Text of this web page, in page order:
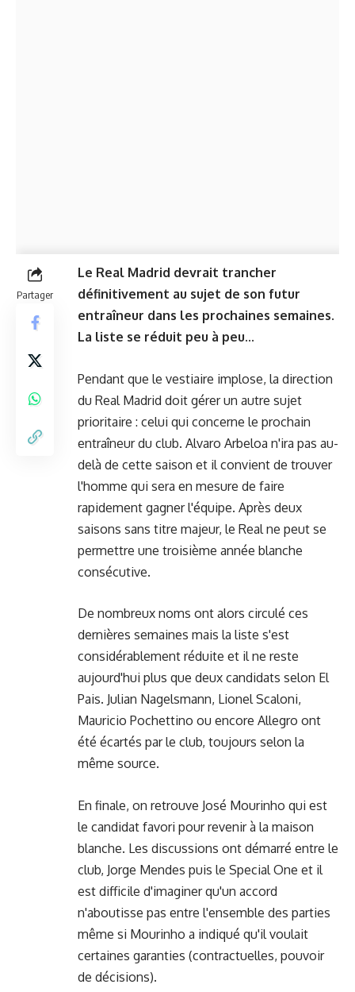
Partager
Le Real Madrid devrait trancher
définitivement au sujet de son futur
entraîneur dans les prochaines semaines.
La liste se réduit peu à peu...
Pendant que le vestiaire implose, la direction
du Real Madrid doit gérer un autre sujet
prioritaire : celui qui concerne le prochain
entraîneur du club. Alvaro Arbeloa n'ira pas au-
delà de cette saison et il convient de trouver
l'homme qui sera en mesure de faire
rapidement gagner l'équipe. Après deux
saisons sans titre majeur, le Real ne peut se
permettre une troisième année blanche
consécutive.
De nombreux noms ont alors circulé ces
dernières semaines mais la liste s'est
considérablement réduite et il ne reste
aujourd'hui plus que deux candidats selon El
Pais. Julian Nagelsmann, Lionel Scaloni,
Mauricio Pochettino ou encore Allegro ont
été écartés par le club, toujours selon la
même source.
En finale, on retrouve José Mourinho qui est
le candidat favori pour revenir à la maison
blanche. Les discussions ont démarré entre le
club, Jorge Mendes puis le Special One et il
est difficile d'imaginer qu'un accord
n'aboutisse pas entre l'ensemble des parties
même si Mourinho a indiqué qu'il voulait
certaines garanties (contractuelles, pouvoir
de décisions).